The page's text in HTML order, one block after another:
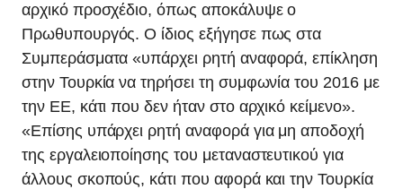
αρχικό προσχέδιο, όπως αποκάλυψε ο
Πρωθυπουργός. Ο ίδιος εξήγησε πως στα
Συμπεράσματα «υπάρχει ρητή αναφορά, επίκληση
στην Τουρκία να τηρήσει τη συμφωνία του 2016 με
την ΕΕ, κάτι που δεν ήταν στο αρχικό κείμενο».
«Επίσης υπάρχει ρητή αναφορά για μη αποδοχή
της εργαλειοποίησης του μεταναστευτικού για
άλλους σκοπούς, κάτι που αφορά και την Τουρκία